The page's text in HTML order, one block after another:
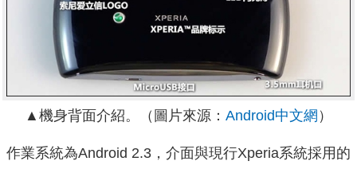
▲機身背面介紹。（圖片來源： Android中文網 ）
作業系統為Android 2.3，介面與現行Xperia系統採用的